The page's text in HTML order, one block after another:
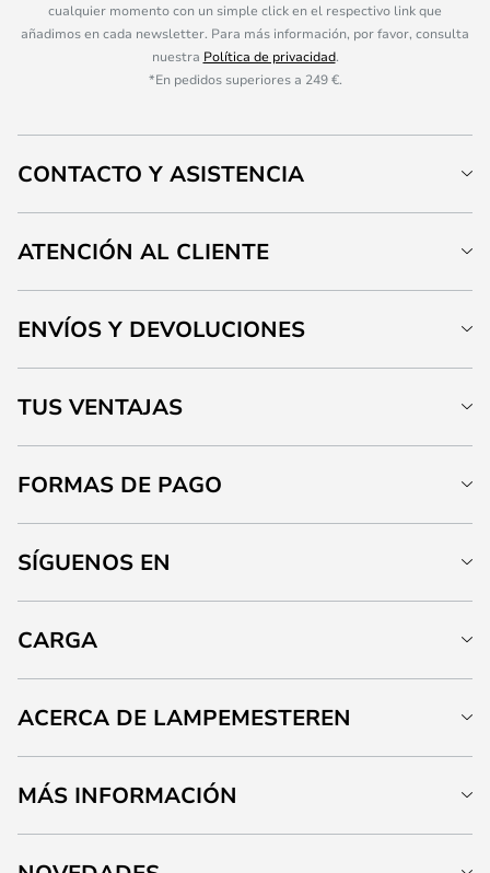
cualquier momento con un simple click en el respectivo link que
añadimos en cada newsletter. Para más información, por favor, consulta
nuestra Política de privacidad.
*En pedidos superiores a 249 €.
CONTACTO Y ASISTENCIA
ATENCIÓN AL CLIENTE
ENVÍOS Y DEVOLUCIONES
TUS VENTAJAS
FORMAS DE PAGO
SÍGUENOS EN
CARGA
ACERCA DE LAMPEMESTEREN
MÁS INFORMACIÓN